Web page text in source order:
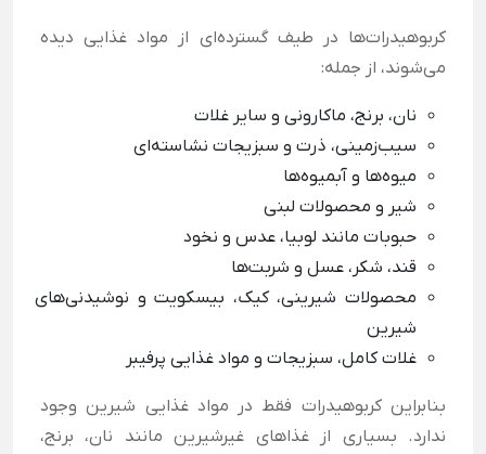
کربوهیدرات‌ها در طیف گسترده‌ای از مواد غذایی دیده
می‌شوند، از جمله:
نان، برنج، ماکارونی و سایر غلات
سیب‌زمینی، ذرت و سبزیجات نشاسته‌ای
میوه‌ها و آبمیوه‌ها
شیر و محصولات لبنی
حبوبات مانند لوبیا، عدس و نخود
قند، شکر، عسل و شربت‌ها
محصولات شیرینی، کیک، بیسکویت و نوشیدنی‌های
شیرین
غلات کامل، سبزیجات و مواد غذایی پرفیبر
بنابراین کربوهیدرات فقط در مواد غذایی شیرین وجود
ندارد. بسیاری از غذاهای غیرشیرین مانند نان، برنج،